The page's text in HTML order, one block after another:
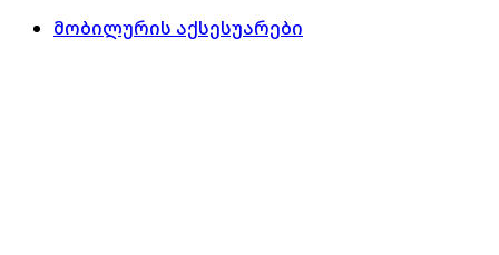
მობილურის აქსესუარები